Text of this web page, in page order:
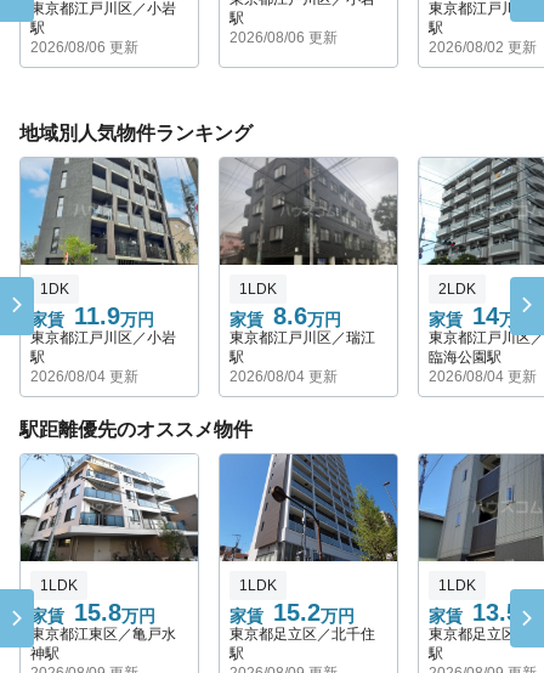
東京都江戸川区／小岩
駅
2026/08/06 更新
駅
2026/08/06 更新
東京都江戸川区
駅
2026/08/02 更新
地域別人気物件ランキング
家賃 11.9万円
1DK
東京都江戸川区／小岩
駅
2026/08/04 更新
家賃 8.6万円
1LDK
東京都江戸川区／瑞江
駅
2026/08/04 更新
家賃 14万円
2LDK
東京都江戸川区
臨海公園駅
2026/08/04 更新
駅距離優先のオススメ物件
家賃 15.8万円
1LDK
東京都江東区／亀戸水
神駅
家賃 15.2万円
1LDK
東京都足立区／北千住
駅
家賃 13.5 万
1LDK
東京都足立区／
駅